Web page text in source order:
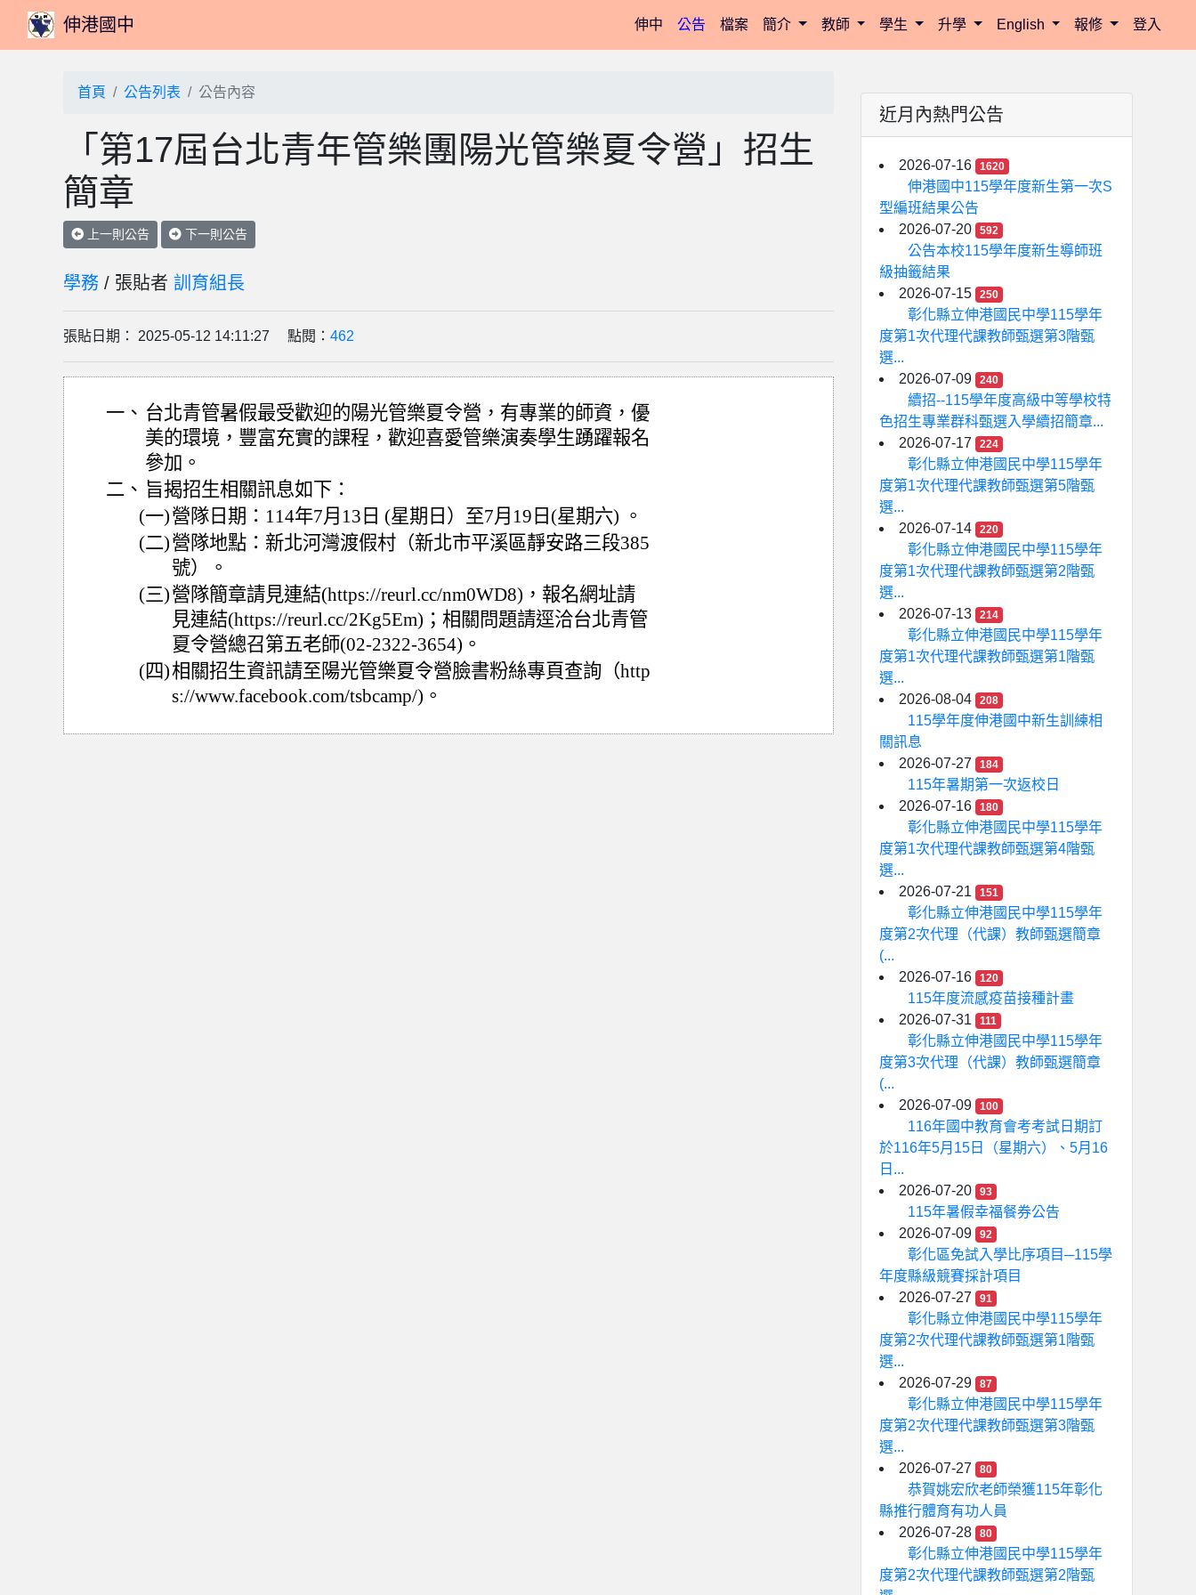
伸港國中 伸中(current)
公告 檔案 簡介 教師 學生 升學 English 報修 登入
首頁 公告列表 公告內容
「第17屆台北青年管樂團陽光管樂夏令營」招生
簡章
上一則公告 下一則公告
學務 / 張貼者 訓育組長
張貼日期： 2025-05-12 14:11:27 點閱： 462
一、 台北青管暑假最受歡迎的陽光管樂夏令營，有專業的師資，優
美的環境，豐富充實的課程，歡迎喜愛管樂演奏學生踴躍報名
參加。
二、 旨揭招生相關訊息如下：
(一)營隊日期：114年7月13日 (星期日）至7月19日(星期六) 。
(二)營隊地點：新北河灣渡假村（新北市平溪區靜安路三段385
號）。
(三)營隊簡章請見連結(https://reurl.cc/nm0WD8)，報名網址請
見連結(https://reurl.cc/2Kg5Em)；相關問題請逕洽台北青管
夏令營總召第五老師(02-2322-3654)。
(四)相關招生資訊請至陽光管樂夏令營臉書粉絲專頁查詢（http
s://www.facebook.com/tsbcamp/)。
近月內熱門公告
2026-07-16 1620
伸港國中115學年度新生第一次S
型編班結果公告
2026-07-20
592
公告本校115學年度新生導師班
級抽籤結果
2026-07-15
250
彰化縣立伸港國民中學115學年
度第1次代理代課教師甄選第3階甄
選...
2026-07-09
240
續招--115學年度高級中等學校特
色招生專業群科甄選入學續招簡章...
2026-07-17
224
彰化縣立伸港國民中學115學年
度第1次代理代課教師甄選第5階甄
選...
2026-07-14
220
彰化縣立伸港國民中學115學年
度第1次代理代課教師甄選第2階甄
選...
2026-07-13
214
彰化縣立伸港國民中學115學年
度第1次代理代課教師甄選第1階甄
選...
2026-08-04
208
115學年度伸港國中新生訓練相
關訊息
2026-07-27
184
115年暑期第一次返校日
2026-07-16
180
彰化縣立伸港國民中學115學年
度第1次代理代課教師甄選第4階甄
選...
2026-07-21
151
彰化縣立伸港國民中學115學年
度第2次代理（代課）教師甄選簡章
(...
2026-07-16
120
115年度流感疫苗接種計畫
2026-07-31
111
彰化縣立伸港國民中學115學年
度第3次代理（代課）教師甄選簡章
(...
2026-07-09
100
116年國中教育會考考試日期訂
於116年5月15日（星期六）、5月16
日...
2026-07-20
93
115年暑假幸福餐券公告
2026-07-09
92
彰化區免試入學比序項目─115學
年度縣級競賽採計項目
2026-07-27
91
彰化縣立伸港國民中學115學年
度第2次代理代課教師甄選第1階甄
選...
2026-07-29
87
彰化縣立伸港國民中學115學年
度第2次代理代課教師甄選第3階甄
選...
2026-07-27
80
恭賀姚宏欣老師榮獲115年彰化
縣推行體育有功人員
2026-07-28
80
彰化縣立伸港國民中學115學年
度第2次代理代課教師甄選第2階甄